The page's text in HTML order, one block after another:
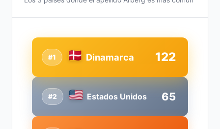
#2 Estados Unidos 65
#1 Dinamarca 122